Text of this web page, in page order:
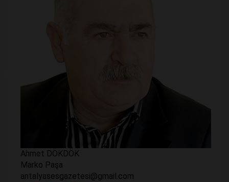
Ahmet DÖKDÖK
Marko Paşa
antalyasesgazetesi@gmail.com